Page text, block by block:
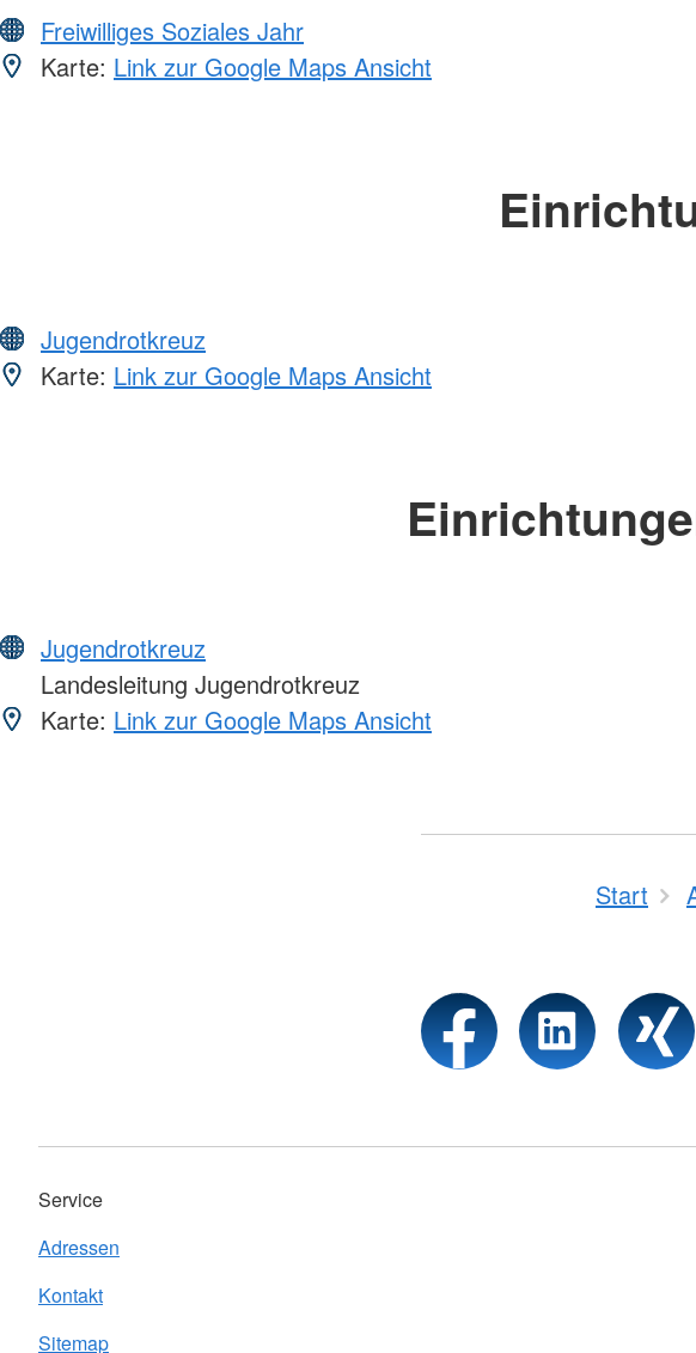
Freiwilliges Soziales Jahr
Karte: Link zur Google Maps Ansicht
Jugendrotkreuz
Karte: Link zur Google Maps Ansicht
Jugendrotkreuz
Landesleitung Jugendrotkreuz
Karte: Link zur Google Maps Ansicht
Start
Service
Adressen
Kontakt
Sitemap